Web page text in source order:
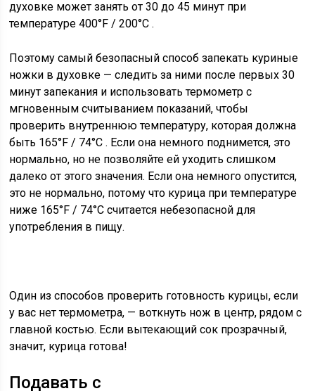
духовке может занять от 30 до 45 минут при
температуре 400°F / 200°C .
Поэтому самый безопасный способ запекать куриные
ножки в духовке — следить за ними после первых 30
минут запекания и использовать термометр с
мгновенным считыванием показаний, чтобы
проверить внутреннюю температуру, которая должна
быть 165°F / 74°C . Если она немного поднимется, это
нормально, но не позволяйте ей уходить слишком
далеко от этого значения. Если она немного опустится,
это не нормально, потому что курица при температуре
ниже 165°F / 74°C считается небезопасной для
употребления в пищу.
Один из способов проверить готовность курицы, если
у вас нет термометра, — воткнуть нож в центр, рядом с
главной костью. Если вытекающий сок прозрачный,
значит, курица готова!
Подавать с